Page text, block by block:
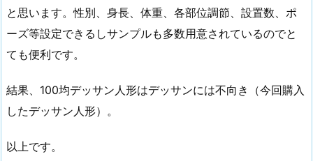
と思います。性別、身長、体重、各部位調節、設置数、ポ
ーズ等設定できるしサンプルも多数用意されているのでと
ても便利です。
結果、100均デッサン人形はデッサンには不向き（今回購入
したデッサン人形）。
以上です。